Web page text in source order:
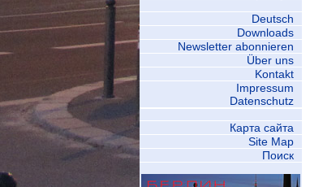
Deutsch
Downloads
Newsletter abonnieren
Über uns
Kontakt
Impressum
Datenschutz
Карта сайта
Site Map
Поиск